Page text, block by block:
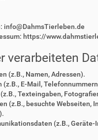
info@DahmsTierleben.de
https://
verarbeiteten
(z.B., Namen, Adressen).
(z.B., E-Mail,
Texteingaben,
(z.B., besuchte Webseiten,
(z.B., Geräte-